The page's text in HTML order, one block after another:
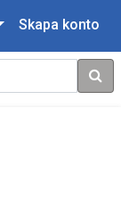
Skapa konto
Sök